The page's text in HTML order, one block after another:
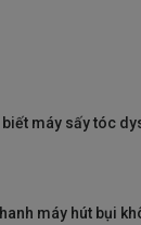
biết máy sấy tóc
máy hút bụi